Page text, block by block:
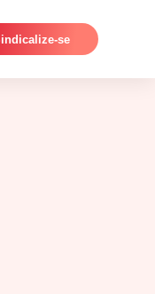
se
Pesquisar